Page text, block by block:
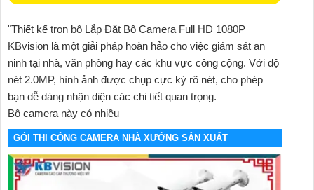
"Thiết kế trọn bộ Lắp Đặt Bộ Camera Full HD 1080P
KBvision là một giải pháp hoàn hảo cho việc giám sát an
ninh tại nhà, văn phòng hay các khu vực công cộng. Với độ
nét 2.0MP, hình ảnh được chụp cực kỳ rõ nét, cho phép
bạn dễ dàng nhận diện các chi tiết quan trọng.
Bộ camera này có nhiều
GÓI THI CÔNG CAMERA NHÀ XƯỞNG SẢN XUẤT